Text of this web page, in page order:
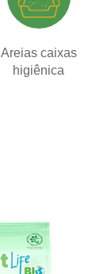
Areias caixas
higiênica